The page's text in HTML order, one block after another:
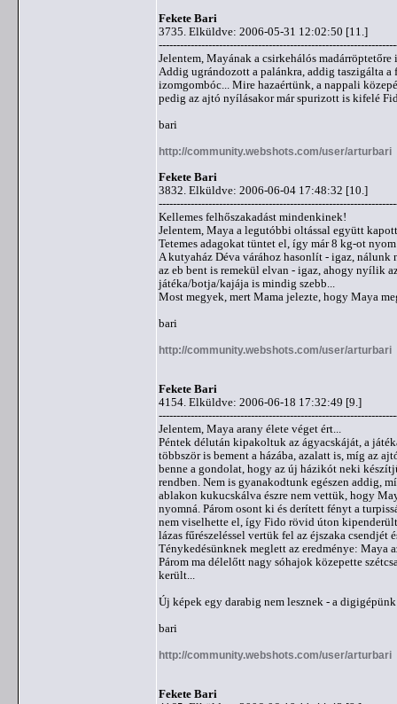
Fekete Bari
3735. Elküldve: 2006-05-31 12:02:50 [11.]
Jelentem, Mayának a csirkehálós madárröptetőre
Addig ugrándozott a palánkra, addig taszigálta
izomgombóc... Mire hazaértünk, a nappali
pedig az ajtó nyílásakor már spurizott is kifelé
bari
http://community.webshots.com/user/arturbari
Fekete Bari
3832. Elküldve: 2006-06-04 17:48:32 [10.]
Kellemes felhőszakadást mindenkinek!
Jelentem, Maya a legutóbbi oltással együtt
Tetemes adagokat tüntet el, így már 8 kg-ot
A kutyaház Déva várához hasonlít - igaz, nálunk
az eb bent is remekül elvan - igaz, ahogy nyílik
játéka/botja/kajája is mindig szebb...
Most megyek, mert Mama jelezte, hogy Maya
bari
http://community.webshots.com/user/arturbari
Fekete Bari
4154. Elküldve: 2006-06-18 17:32:49 [9.]
Jelentem, Maya arany élete véget ért...
Péntek délután kipakoltuk az ágyacskáját, a
többször is bement a házába, azalatt is, míg az
benne a gondolat, hogy az új házikót neki
rendben. Nem is gyanakodtunk egészen addig,
ablakon kukucskálva észre nem vettük, hogy
nyomná. Párom osont ki és derített fényt a
nem viselhette el, így Fido rövid úton kipenderült
lázas fűrészeléssel vertük fel az éjszaka csendjét
Ténykedésünknek meglett az eredménye: Maya
Párom ma délelőtt nagy sóhajok közepette
került...
Új képek egy darabig nem lesznek - a
bari
http://community.webshots.com/user/arturbari
Fekete Bari